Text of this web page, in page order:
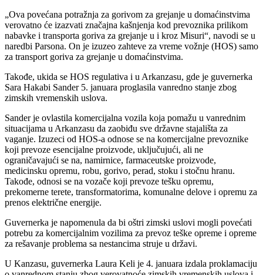
„Ova povećana potražnja za gorivom za grejanje u domaćinstvima
verovatno će izazvati značajna kašnjenja kod prevoznika prilikom
nabavke i transporta goriva za grejanje u i kroz Misuri“, navodi se u
naredbi Parsona. On je izuzeo zahteve za vreme vožnje (HOS) samo
za transport goriva za grejanje u domaćinstvima.
Takođe, ukida se HOS regulativa i u Arkanzasu, gde je guvernerka
Sara Hakabi Sander 5. januara proglasila vanredno stanje zbog
zimskih vremenskih uslova.
Sander je ovlastila komercijalna vozila koja pomažu u vanrednim
situacijama u Arkanzasu da zaobiđu sve državne stajališta za
vaganje. Izuzeci od HOS-a odnose se na komercijalne prevoznike
koji prevoze esencijalne proizvode, uključujući, ali ne
ograničavajući se na, namirnice, farmaceutske proizvode,
medicinsku opremu, robu, gorivo, perad, stoku i stočnu hranu.
Takođe, odnosi se na vozače koji prevoze tešku opremu,
prekomerne terete, transformatorima, komunalne delove i opremu za
prenos električne energije.
Guvernerka je napomenula da bi oštri zimski uslovi mogli povećati
potrebu za komercijalnim vozilima za prevoz teške opreme i opreme
za rešavanje problema sa nestancima struje u državi.
U Kanzasu, guvernerka Laura Keli je 4. januara izdala proklamaciju